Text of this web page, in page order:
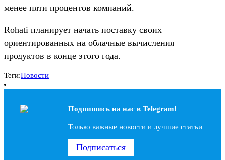
менее пяти процентов компаний.
Rohati планирует начать поставку своих
ориентированных на облачные вычисления
продуктов в конце этого года.
Теги:Новости
Подпишись на наc в Telegram!
Только важные новости и лучшие статьи
Подписаться